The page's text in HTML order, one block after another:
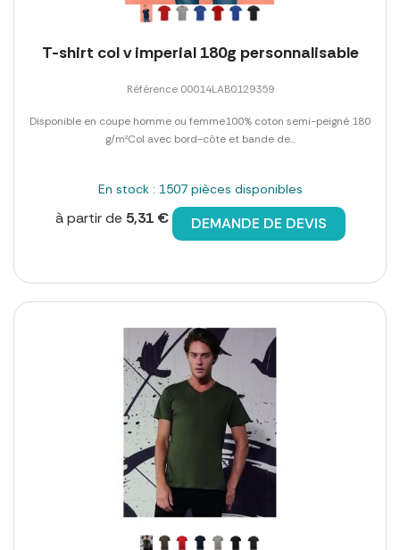
T-shirt col v imperial 180g personnalisable
Référence 00014LAB0129359
Disponible en coupe homme ou femme100% coton semi-peigné 180
g/m²Col avec bord-côte et bande de...
En stock : 1507 pièces disponibles
à partir de 5,31 € DEMANDE DE DEVIS